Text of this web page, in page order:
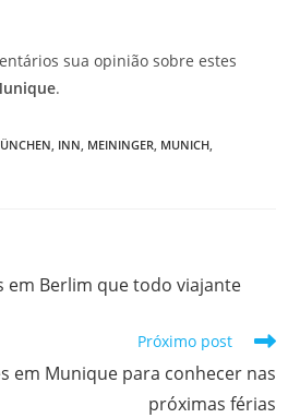
sua opinião sobre estes
.
, INN, MEININGER, MUNICH,
em Berlim que todo viajante
Próximo post
em Munique para conhecer nas
próximas férias